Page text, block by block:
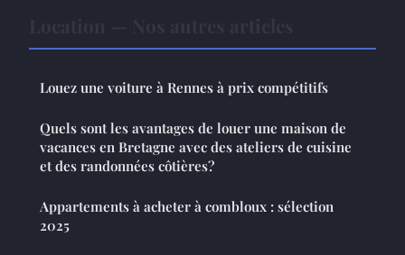
Louez une voiture à Rennes à prix compétitifs
Quels sont les avantages de louer une maison de
vacances en Bretagne avec des ateliers de cuisine
et des randonnées côtières?
Appartements à acheter à combloux : sélection
2025